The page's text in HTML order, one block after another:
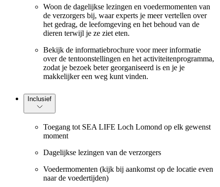
Woon de dagelijkse lezingen en voedermomenten van
de verzorgers bij, waar experts je meer vertellen over
het gedrag, de leefomgeving en het behoud van de
dieren terwijl je ze ziet eten.
Bekijk de informatiebrochure voor meer informatie
over de tentoonstellingen en het activiteitenprogramma,
zodat je bezoek beter georganiseerd is en je je
makkelijker een weg kunt vinden.
Inclusief
Toegang tot SEA LIFE Loch Lomond op elk gewenst
moment
Dagelijkse lezingen van de verzorgers
Voedermomenten (kijk bij aankomst op de locatie even
naar de voedertijden)